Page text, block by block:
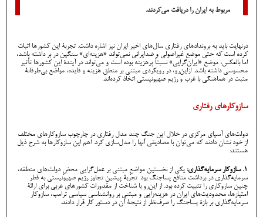
مربوط به ایران را دریافت می‌کردند.
درنهایت باید به بروندادهای رفتاری سال‌های اخیر ایران نیز اشاره داشت. تجربۀ این کشورها اثبات
کرده است که حتی موضع غیراصولی و ضدایرانی نمی‌تواند «هزینه‌ای» سنگین در بر داشته باشد،
اما بالعکس، موضع «ایران‌گرایی» نسبتاً پرهزینه بوده است و می‌تواند در آیندۀ این کشورها تأثیر
محسوسی داشته باشد. ازاین‌رو، در رویکردی مبتنی بر منطق هزینه و فایده، مواضع بی‌طرفانۀ
مثبت در هماهنگی با غرب و رژیم صهیونیستی اتخاذ کرده‌اند.
سازوکار‌های رفتاری
دولت‌های آسیای مرکزی در خلال این جنگ چند مدل رفتاری در چارچوب سازوکار‌های مختلف
از خود نشان دادند که می‌توان با مصادیقی آنها را مدل‌سازی کرد. اهم این سازوکار‌ها به شرح ذیل
هستند:
1. سازوکار سرمایه‌گذاری:
یکی از نخستین مواضعِ مبتنی بر عمل‌گرایی محضِ دولت‌های منطقه،
سرمایه‌گذاری در برداشت منافع پساجنگ بود. تجربۀ پیشین تجاوز رژیم صهیونیستی به قطر
چنین سازوکاری را تثبیت کرده بود. از این‌رو با شناخت از مقدورات کشورهای عربی برای ارائۀ
امتیازها، محدودیت‌های ایران در هزینه‌زایی و مبتنی بر روانشناسی سیاسی ترامپ، سازوکار
سرمایه‌گذاری بر بازۀ پساجنگ را صرف‌نظر از نتیجۀ آن در دستور کار قرار دادند.